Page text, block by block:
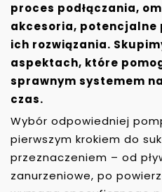
proces podłączania,
akcesoria, potencjalne
ich rozwiązania.
aspektach, które
sprawnym systemem
czas.
Wybór odpowiedniej
pierwszym krokiem do
przeznaczeniem – od
zanurzeniowe, po